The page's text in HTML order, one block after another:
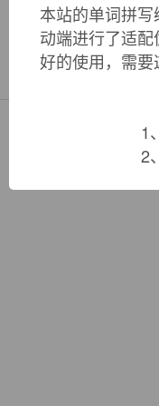
«
Copyright ©
蜀
本站的单词拼
动端进行了适
好的使用，需
1、
2、